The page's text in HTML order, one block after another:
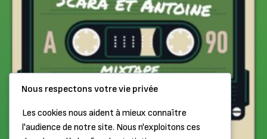
Nous respectons votre vie privée
Les cookies nous aident à mieux connaître
l'audience de notre site. Nous n'exploitons ces